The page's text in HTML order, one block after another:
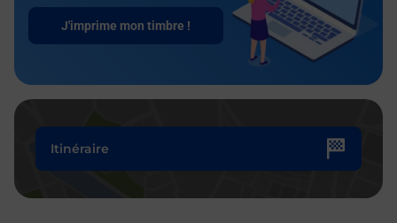
J'imprime mon timbre !
Itinéraire